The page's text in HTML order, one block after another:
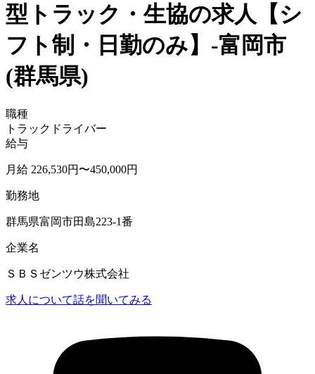
型トラック・生協の求人【シ
フト制・日勤のみ】-富岡市
(群馬県)
職種
トラックドライバー
給与
月給 226,530円〜450,000円
勤務地
群馬県富岡市田島223-1番
企業名
ＳＢＳゼンツウ株式会社
求人について話を聞いてみる